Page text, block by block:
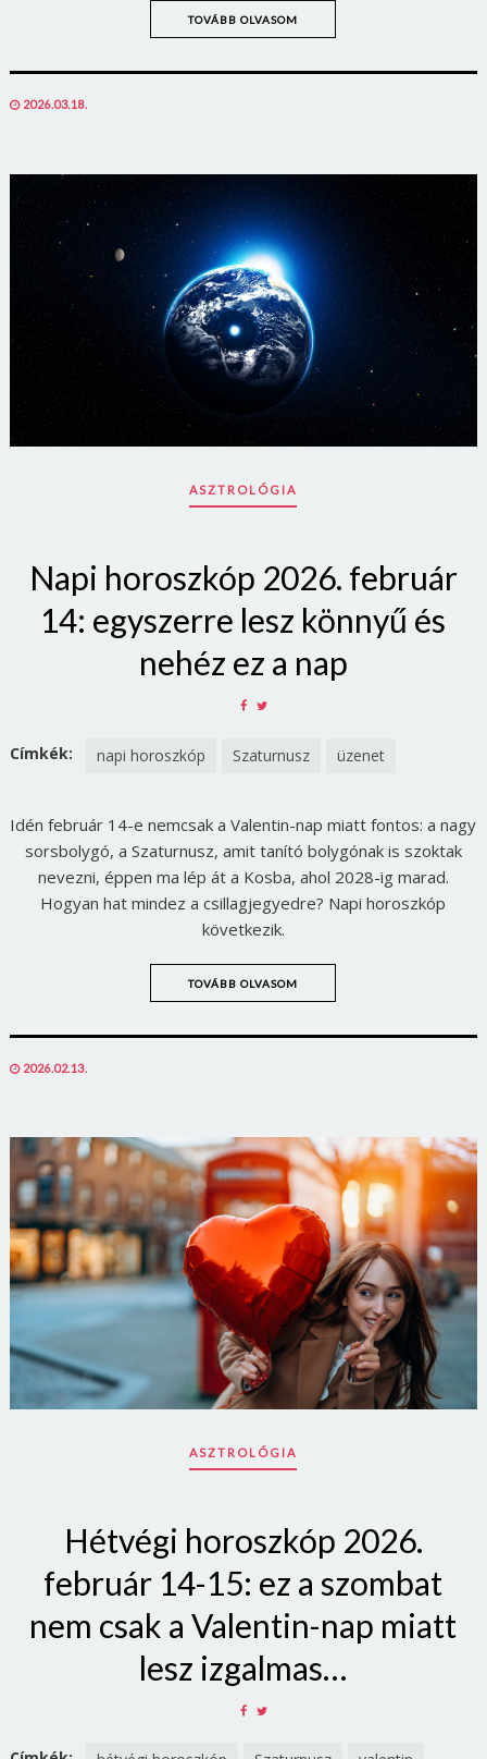
TOVÁBB OLVASOM
POSTED
2026.03.18.
ASZTROLÓGIA
Napi horoszkóp 2026. február
14: egyszerre lesz könnyű és
nehéz ez a nap
SHARE
FACEBOOK
Címkék: napi horoszkóp Szaturnusz üzenet
Idén február 14-e nemcsak a Valentin-nap miatt fontos: a nagy
sorsbolygó, a Szaturnusz, amit tanító bolygónak is szoktak
nevezni, éppen ma lép át a Kosba, ahol 2028-ig marad.
Hogyan hat mindez a csillagjegyedre? Napi horoszkóp
következik.
TOVÁBB OLVASOM
POSTED
2026.02.13.
ASZTROLÓGIA
Hétvégi horoszkóp 2026.
február 14-15: ez a szombat
nem csak a Valentin-nap miatt
lesz izgalmas…
SHARE
FACEBOOK
TWITTER
Borsonline bejelentkezés